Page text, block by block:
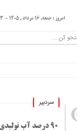
امروز : جمعه, ۱۶ مرداد , ۱۴۰۵ - 23 صفر 1448
سردبیر
۹۰ درصد آب